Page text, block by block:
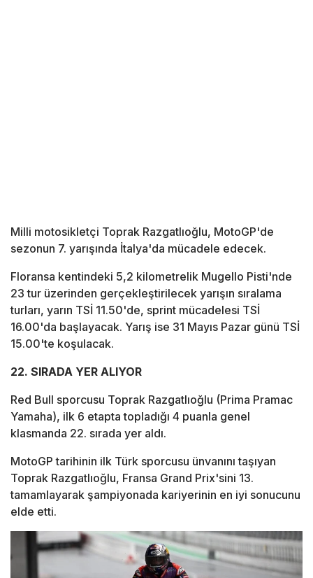
Milli motosikletçi Toprak Razgatlıoğlu, MotoGP'de
sezonun 7. yarışında İtalya'da mücadele edecek.
Floransa kentindeki 5,2 kilometrelik Mugello Pisti'nde
23 tur üzerinden gerçekleştirilecek yarışın sıralama
turları, yarın TSİ 11.50'de, sprint mücadelesi TSİ
16.00'da başlayacak. Yarış ise 31 Mayıs Pazar günü TSİ
15.00'te koşulacak.
22. SIRADA YER ALIYOR
Red Bull sporcusu Toprak Razgatlıoğlu (Prima Pramac
Yamaha), ilk 6 etapta topladığı 4 puanla genel
klasmanda 22. sırada yer aldı.
MotoGP tarihinin ilk Türk sporcusu ünvanını taşıyan
Toprak Razgatlıoğlu, Fransa Grand Prix'sini 13.
tamamlayarak şampiyonada kariyerinin en iyi sonucunu
elde etti.